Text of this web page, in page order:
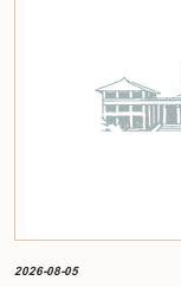
2026-08-05